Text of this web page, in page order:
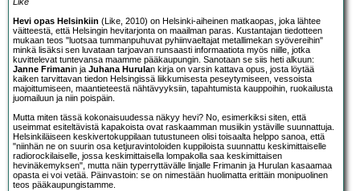
Like
Hevi opas Helsinkiin (Like, 2010) on Helsinki-aiheinen matkaopas, joka lähtee
väitteestä, että Helsingin hevitarjonta on maailman paras. Kustantajan tiedotteen
mukaan teos "luotsaa tummanpuhuvat pyhiinvaeltajat metallimekan syövereihin"
minkä lisäksi sen luvataan tarjoavan runsaasti informaatiota myös niille, jotka
kuvittelevat tuntevansa maamme pääkaupungin. Sanotaan se siis heti alkuun:
Janne Frimanin ja Juhana Hurulan kirja on varsin kattava opus, josta löytää
kaiken tarvittavan tiedon Helsingissä liikkumisesta peseytymiseen, vessoista
majoittumiseen, maantieteestä nähtävyyksiin, tapahtumista kauppoihin, ruokailusta
juomailuun ja niin poispäin.
Mutta miten tässä kokonaisuudessa näkyy hevi? No, esimerkiksi siten, että
useimmat esiteltävistä kapakoista ovat raskaamman musiikin ystäville suunnattuja.
Helsinkiläiseen keskivertokuppilaan tutustuneen olisi toisaalta helppo sanoa, että
"niinhän ne on suurin osa ketjuravintoloiden kuppiloista suunnattu keskimittaiselle
radiorockilaiselle, jossa keskimittaisella lompakolla saa keskimittaisen
hevinäkemyksen", mutta näin typerryttävälle linjalle Frimanin ja Hurulan kasaamaa
opasta ei voi vetää. Päinvastoin: se on nimestään huolimatta erittäin monipuolinen
teos pääkaupungistamme.